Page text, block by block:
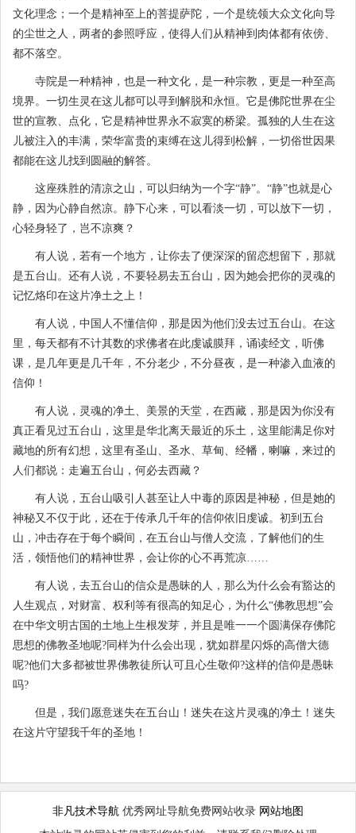
文化理念；一个是精神至上的菩提萨陀，一个是统领大众文化向导
的尘世之人，两者的参照呼应，使得人们从精神到肉体都有依傍、
都不落空。
寺院是一种精神，也是一种文化，是一种宗教，更是一种至高
境界。一切生灵在这儿都可以寻到解脱和永恒。它是佛陀世界在尘
世的宣教、点化，它是精神世界永不寂寞的桥梁。孤独的人生在这
儿被注入的丰满，荣华富贵的束缚在这儿得到松解，一切俗世因果
都能在这儿找到圆融的解答。
这座殊胜的清凉之山，可以归纳为一个字“静”。“静”也就是心
静，因为心静自然凉。静下心来，可以看淡一切，可以放下一切，
心轻身轻了，岂不凉爽？
有人说，若有一个地方，让你去了便深深的留恋想留下，那就
是五台山。还有人说，不要轻易去五台山，因为她会把你的灵魂的
记忆烙印在这片净土之上！
有人说，中国人不懂信仰，那是因为他们没去过五台山。在这
里，每天都有不计其数的求佛者在此虔诚膜拜，诵读经文，听佛
课，是几年更是几千年，不分老少，不分昼夜，是一种渗入血液的
信仰！
有人说，灵魂的净土、美景的天堂，在西藏，那是因为你没有
真正看见过五台山，这里是华北离天最近的乐土，这里能满足你对
藏地的所有幻想，这里有圣山、圣水、草甸、经幡，喇嘛，来过的
人们都说：走遍五台山，何必去西藏？
有人说，五台山吸引人甚至让人中毒的原因是神秘，但是她的
神秘又不仅于此，还在于传承几千年的信仰依旧虔诚。初到五台
山，冲击存在于每个瞬间，在五台山与僧人交流，了解他们的生
活，领悟他们的精神世界，会让你的心不再荒凉……
有人说，去五台山的信众是愚昧的人，那么为什么会有豁达的
人生观点，对财富、权利等有很高的知足心，为什么“佛教思想”会
在中华文明古国的土地上生根发芽，并且是唯一一个圆满保存佛陀
思想的佛教圣地呢?同样为什么会出现，犹如群星闪烁的高僧大德
呢?他们大多都被世界佛教徒所认可且心生敬仰?这样的信仰是愚昧
吗?
但是，我们愿意迷失在五台山！迷失在这片灵魂的净土！迷失
在这片守望我千年的圣地！
非凡技术导航 优秀网址导航免费网站收录 网站地图